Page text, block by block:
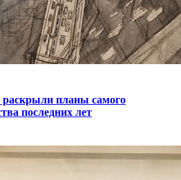
планы самого
последних лет